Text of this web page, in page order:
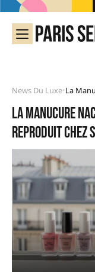
News Du Luxe•
La manucure
reproduit chez